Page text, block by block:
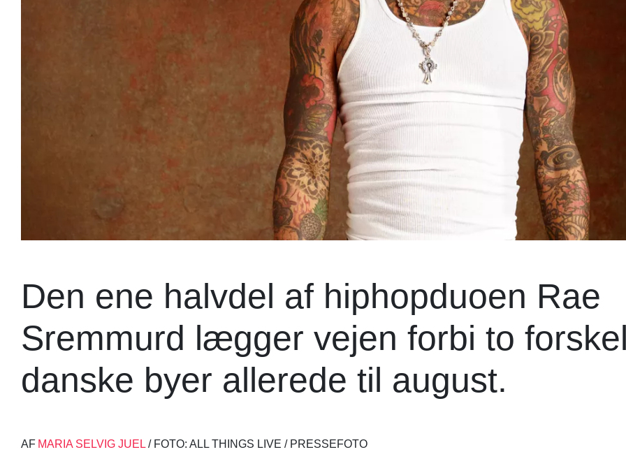
Den ene halvdel af hiphopduoen Rae
Sremmurd lægger vejen forbi to
danske byer allerede til august.
AF MARIA SELVIG JUEL / FOTO: ALL THINGS LIVE / PRESSEFOTO